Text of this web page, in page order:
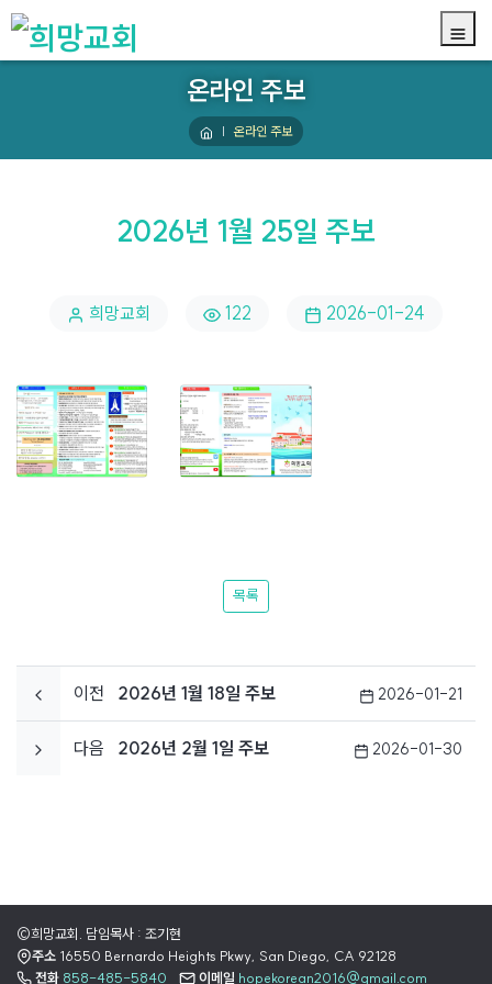
온라인 주보
온라인 주보
2026년 1월 25일 주보
희망교회 122 2026-01-24
목록
이전 2026년 1월 18일 주보 2026-01-21
다음 2026년 2월 1일 주보 2026-01-30
©희망교회. 담임목사 : 조기현
주소 16550 Bernardo Heights Pkwy, San Diego, CA 92128
전화 858-485-5840 이메일 hopekorean2016@gmail.com